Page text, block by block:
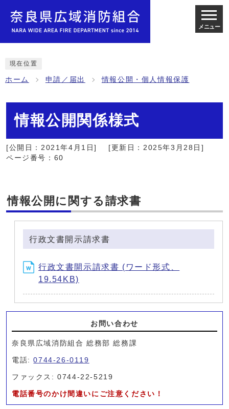
メニュー
現在位置
ホーム 申請／届出 情報公開・個人情報保護
情報公開関係様式
[公開日：2021年4月1日]
[更新日：2025年3月28日]
ページ番号：60
情報公開に関する請求書
行政文書開示請求書
行政文書開示請求書 (ワード形式、
19.54KB)
お問い合わせ
奈良県広域消防組合 総務部 総務課
電話:0744-26-0119
ファックス: 0744-22-5219
電話番号のかけ間違いにご注意ください！